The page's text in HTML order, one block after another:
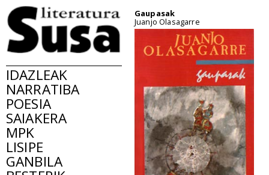
IDAZLEAK
NARRATIBA
POESIA
SAIAKERA
MPK
LISIPE
GANBILA
Gaupasak
Juanjo Olasagarre